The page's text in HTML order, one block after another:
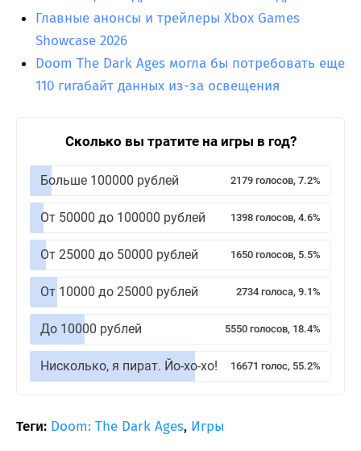
Главные анонсы и трейлеры Xbox Games
Showcase 2026
Doom The Dark Ages могла бы потребовать еще
110 гигабайт данных из-за освещения
Сколько вы тратите на игры в год?
Больше 100000 рублей 2179 голосов, 7.2%
От 50000 до 100000 рублей 1398 голосов, 4.6%
От 25000 до 50000 рублей 1650 голосов, 5.5%
От 10000 до 25000 рублей 2734 голоса, 9.1%
До 10000 рублей 5550 голосов, 18.4%
Нисколько, я пират. Йо-хо-хо! 16671 голос, 55.2%
Теги: Doom: The Dark Ages, Игры